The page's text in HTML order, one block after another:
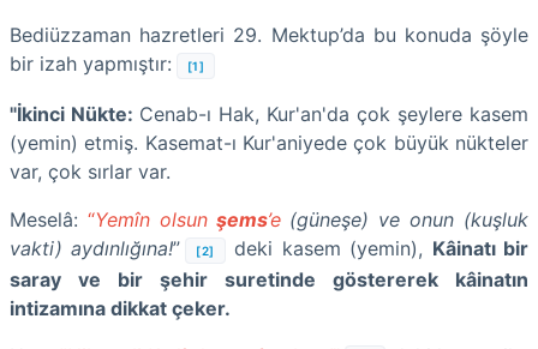
Bediüzzaman hazretleri 29. Mektup’da bu konuda şöyle
bir izah yapmıştır:
[1]
"İkinci Nükte: Cenab-ı Hak, Kur'an'da çok şeylere kasem
(yemin) etmiş. Kasemat-ı Kur'aniyede çok büyük nükteler
var, çok sırlar var.
Meselâ: “Yemîn olsunşems’e (güneşe) ve onun (kuşluk
vakti) aydınlığına!” [2] deki kasem (yemin), Kâinatı bir
saray ve bir şehir suretinde göstererek kâinatın
intizamına dikkat çeker.